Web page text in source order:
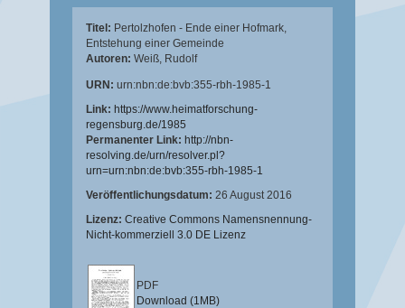
Titel: Pertolzhofen - Ende einer Hofmark,
Entstehung einer Gemeinde
Autoren: Weiß, Rudolf
URN: urn:nbn:de:bvb:355-rbh-1985-1
Link: https://www.heimatforschung-
regensburg.de/1985
Permanenter Link: http://nbn-
resolving.de/urn/resolver.pl?
urn=urn:nbn:de:bvb:355-rbh-1985-1
Veröffentlichungsdatum: 26 August 2016
Lizenz: Creative Commons Namensnennung-
Nicht-kommerziell 3.0 DE Lizenz
PDF
Download (1MB)